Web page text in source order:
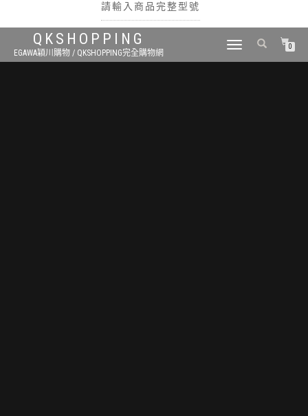
請輸入商品完整型號
QKSHOPPING
EGAWA穎川購物 / QKSHOPPING完全購物網
TOGGLE
0